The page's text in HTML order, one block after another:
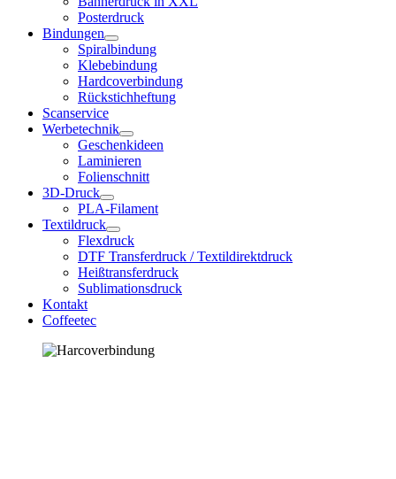
Posterdruck
Bindungen
Spiralbindung
Klebebindung
Hardcoverbindung
Rückstichheftung
Scanservice
Werbetechnik
Geschenkideen
Laminieren
Folienschnitt
3D-Druck
PLA-Filament
Textildruck
Flexdruck
DTF Transferdruck / Textildirektdruck
Heißtransferdruck
Sublimationsdruck
Kontakt
Coffeetec